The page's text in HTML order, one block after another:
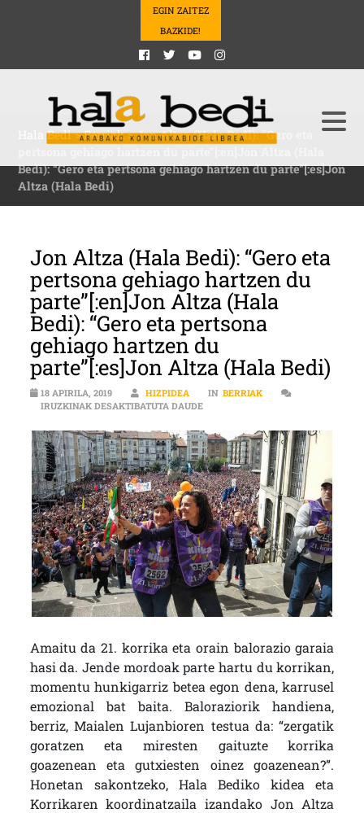
EGIN ZAITEZ
BAZKIDE!
Hala Bedi>Berriak>Jon Altza (Hala Bedi): “Gero eta
Bedi): “Gero eta pertsona gehiago hartzen du parte”[:es]Jon
Altza (Hala Bedi)
Jon Altza (Hala Bedi): “Gero eta
pertsona gehiago hartzen du
parte”[:en]Jon Altza (Hala
Bedi): “Gero eta pertsona
gehiago hartzen du
parte”[:es]Jon Altza (Hala Bedi)
18 APIRILA, 2019 HIZPIDEA IN BERRIAK
IRUZKINAK DESAKTIBATUTA DAUDEJON ALTZA (HALA BEDI): “GERO
Amaitu da 21. korrika eta orain balorazio garaia
hasi da. Jende mordoak parte hartu du korrikan,
momentu hunkigarriz betea egon dena, karrusel
emozional bat baita. Baloraziorik handiena,
berriz, Maialen Lujanbioren testua da: “zergatik
goratzen eta miresten gaituzte korrika
goazenean eta gutxiesten oinez goazenean?”.
Honetan sakontzeko, Hala Bediko kidea eta
Korrikaren koordinatzaila izandako Jon Altza